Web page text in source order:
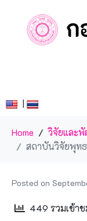
|
Home
วิจัยและ
สถาบันวิจัยพุทธศาสตร์ตรวจป
Posted on
449 รวมเข้า